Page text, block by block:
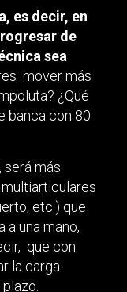
es decir, en
de
sea
mover más
¿Qué
banca con 80
será más
etc.) que
una mano,
que con
la carga